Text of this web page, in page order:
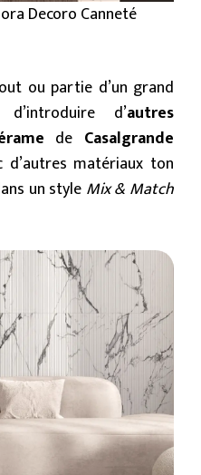
Decoro Canneté
ou partie d’un grand
d’autres
de Casalgrande
matériaux ton
un styleMix & Match